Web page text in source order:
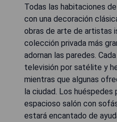
Todas las habitaciones
con una decoración
obras de arte de artistas
colección privada más
adornan las paredes.
televisión por satélite y
mientras que algunas
la ciudad. Los huéspedes
espacioso salón con
estará encantado de